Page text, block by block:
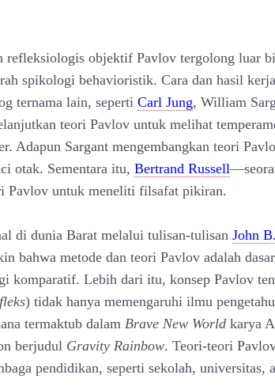
refleksiologis objektif Pavlov tergolong luar
spikologi behavioristik. Cara dan hasil
ternama lain, seperti Carl Jung, William
teori Pavlov untuk melihat
Adapun Sargant mengembangkan teori
otak. Sementara itu, Bertrand Russell
Pavlov untuk meneliti filsafat pikiran.
di dunia Barat melalui tulisan-tulisan John
bahwa metode dan teori Pavlov adalah
komparatif. Lebih dari itu, konsep Pavlov
) tidak hanya memengaruhi ilmu
termaktub dalam Brave New World karya
berjudul Gravity Rainbow. Teori-teori
pendidikan, seperti sekolah, universitas,